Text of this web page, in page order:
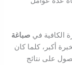
الكافية في صباغة
أكبر، كلما كان
على نتائج